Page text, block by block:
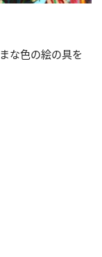
な色の絵の具を